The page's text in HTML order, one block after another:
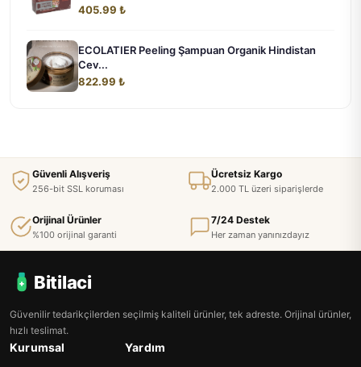
405.99 ₺
ECOLATIER Peeling Şampuan Organik Hindistan
Cev...
822.99 ₺
Güvenli Alışveriş
256-bit SSL koruması
Ücretsiz Kargo
2.000 TL üzeri siparişlerde
Orijinal Ürünler
%100 orijinal garanti
7/24 Destek
Her zaman yanınızdayız
Bitilaci
Güvenilir tedarikçilerden seçilmiş kaliteli ürünler, tek adreste. Orijinal ürünler,
hızlı teslimat.
Kurumsal Yardım